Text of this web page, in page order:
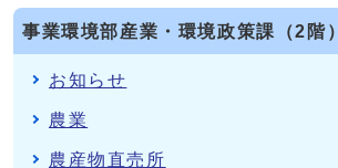
事業環境部産業・環境政策課（2階）
お知らせ
農業
農産物直売所